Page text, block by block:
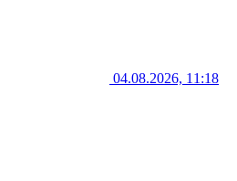
04.08.2026, 11:18